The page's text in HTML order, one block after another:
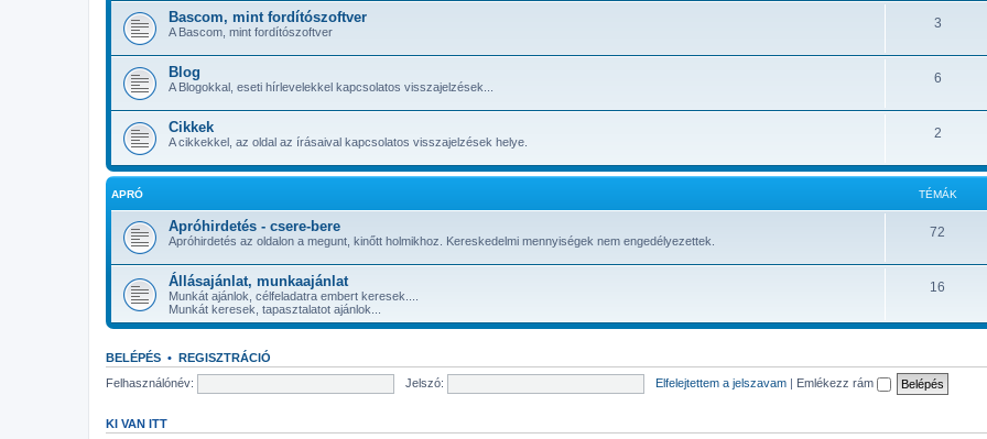
Bascom, mint fordítószoftver
A Bascom, mint fordítószoftver
3
Blog
A Blogokkal, eseti hírlevelekkel kapcsolatos visszajelzések...
6
Cikkek
A cikkekkel, az oldal az írásaival kapcsolatos visszajelzések helye.
2
APRÓ TÉMÁK
Apróhirdetés - csere-bere
Apróhirdetés az oldalon a megunt, kinőtt holmikhoz. Kereskedelmi mennyiségek nem engedélyezettek.
72
Állásajánlat, munkaajánlat
Munkát ajánlok, célfeladatra embert keresek....
Munkát keresek, tapasztalatot ajánlok...
16
BELÉPÉS • REGISZTRÁCIÓ
Felhasználónév:
Jelszó: Elfelejtettem a jelszavam | Emlékezz rám
KI VAN ITT